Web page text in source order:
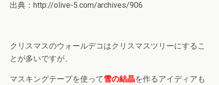
出典：http://olive-5.com/archives/906
クリスマスのウォールデコはクリスマスツリーにするこ
とが多いですが、
マスキングテープを使って雪の結晶を作るアイディアも